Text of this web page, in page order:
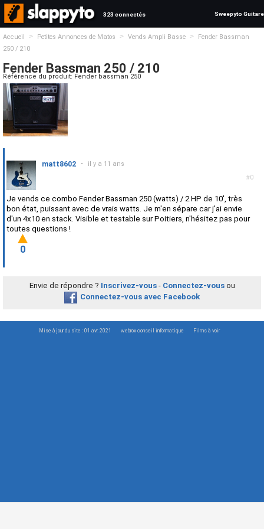
323 connectés Sweepyto Guitare
Accueil > Petites Annonces de Matos > Vends Ampli Basse >
Fender Bassman
250 / 210
Fender Bassman 250 / 210
Référence du produit: Fender bassman 250
#0
matt8602 • il y a 11 ans
Je vends ce combo Fender Bassman 250 (watts) / 2 HP de 10', très
bon état, puissant avec de vrais watts. Je m'en sépare car j'ai envie
d'un 4x10 en stack. Visible et testable sur Poitiers, n'hésitez pas pour
toutes questions !
0
Envie de répondre ? Inscrivez-vous- Connectez-vousou
Connectez-vous avec Facebook
Mise à jour du site : 01 avr. 2021 webrox conseil informatique Films à voir